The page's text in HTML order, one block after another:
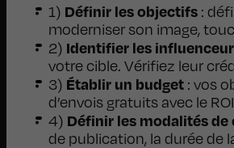
1) Définir les objectifs :
moderniser son image,
2) Identifier les
votre cible. Vérifiez leur
3) Établir un budget : vos
d’envois gratuits avec le
4) Définir les modalités
de publication, la durée de